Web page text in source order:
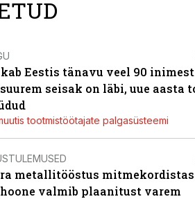
Eestis tänavu veel 90
seisak on läbi, uue aasta
tootmistöötajate palgasüsteemi
metallitööstus mitmekordistas
valmib plaanitust varem